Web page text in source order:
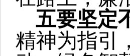
五要坚定
精神为指引